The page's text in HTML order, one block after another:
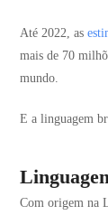
Até 2022, as
mais de 70
mundo.
E a linguagem
Com origem na